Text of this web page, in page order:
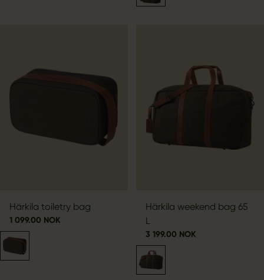
Härkila toiletry bag
1 099.00 NOK
Härkila weekend bag 65
L
3 199.00 NOK